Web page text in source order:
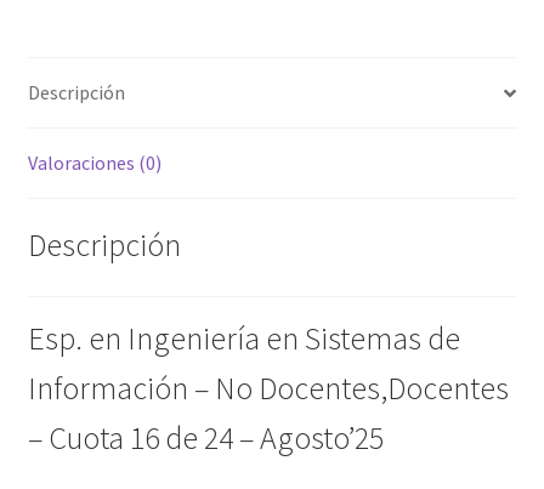
16
24
cantidad
Descripción
Valoraciones (0)
Descripción
Esp. en Ingeniería en Sistemas de
Información – No Docentes,Docentes
– Cuota 16 de 24 – Agosto’25